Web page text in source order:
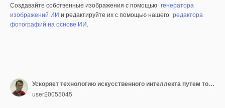
Создавайте собственные изображения с помощью генератора
изображений ИИ и редактируйте их с помощью нашего редактора
фотографий на основе ИИ.
Ускоряет технологию искусственного интеллекта путем точной передачи информации с помощью света
user20055045